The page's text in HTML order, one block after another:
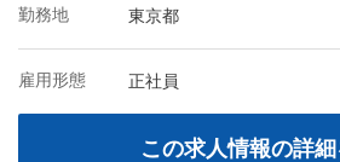
勤務地 東京都
雇用形態 正社員
この求人情報の詳